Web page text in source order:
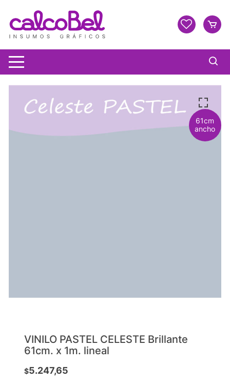
61cm
ancho
VINILO PASTEL CELESTE Brillante
61cm. x 1m. lineal
$5.247,65